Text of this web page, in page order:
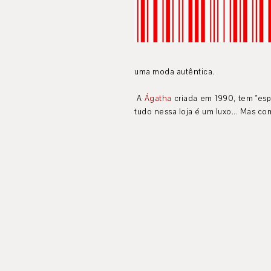
uma moda autêntica.
A Ágatha criada em 1990, tem
tudo nessa loja é um luxo... Mas